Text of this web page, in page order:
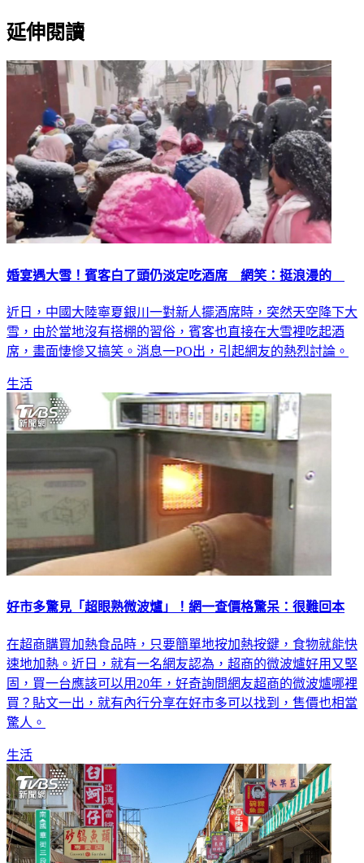
延伸閱讀
婚宴遇大雪！賓客白了頭仍淡定吃酒席 網笑：挺浪漫的
近日，中國大陸寧夏銀川一對新人擺酒席時，突然天空降下大
雪，由於當地沒有搭棚的習俗，賓客也直接在大雪裡吃起酒
席，畫面悽慘又搞笑。消息一PO出，引起網友的熱烈討論。
生活
好市多驚見「超眼熟微波爐」！網一查價格驚呆：很難回本
在超商購買加熱食品時，只要簡單地按加熱按鍵，食物就能快
速地加熱。近日，就有一名網友認為，超商的微波爐好用又堅
固，買一台應該可以用20年，好奇詢問網友超商的微波爐哪裡
買？貼文一出，就有內行分享在好市多可以找到，售價也相當
驚人。
生活